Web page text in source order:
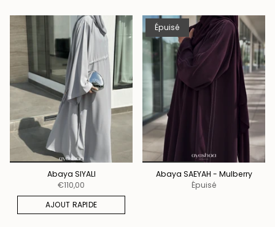
Abaya SIYALI
€110,00
AJOUT RAPIDE
Épuisé
Abaya SAEYAH - Mulberry
Épuisé